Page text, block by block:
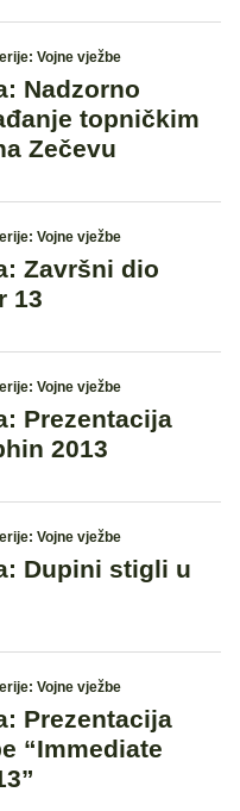
Vojne vježbe
Nadzorno
topničkim
Zečevu
Vojne vježbe
Završni dio
13
Vojne vježbe
Prezentacija
2013
Vojne vježbe
Dupini stigli u
Vojne vježbe
Prezentacija
“Immediate